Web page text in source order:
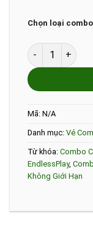
Chọn loại combo
Vé Combo
Mã: N/A
Danh mục: Vé
Từ khóa: Combo
EndlessPlay,
Không Giới Hạn